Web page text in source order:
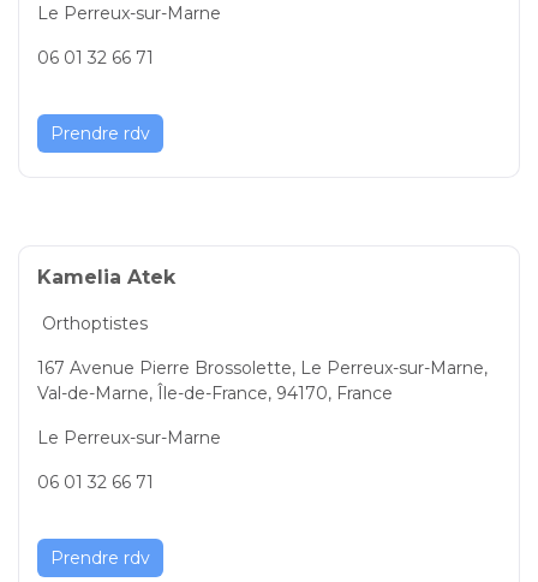
Le Perreux-sur-Marne
06 01 32 66 71
Prendre rdv
Kamelia Atek
Orthoptistes
167 Avenue Pierre Brossolette, Le Perreux-sur-Marne,
Val-de-Marne, Île-de-France, 94170, France
Le Perreux-sur-Marne
06 01 32 66 71
Prendre rdv